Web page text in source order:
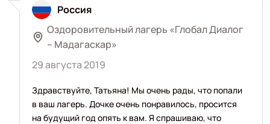
Россия
Оздоровительный лагерь «Глобал Диалог
– Мадагаскар»
29 августа 2019
Здравствуйте, Татьяна! Мы очень рады, что попали
в ваш лагерь. Дочке очень понравилось, просится
на будущий год опять к вам. Я спрашиваю, что